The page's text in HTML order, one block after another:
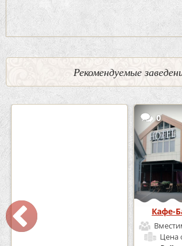
Рекомендуемые
Кафе «Шишка»
Вместимость:
0
Кафе-
Цена